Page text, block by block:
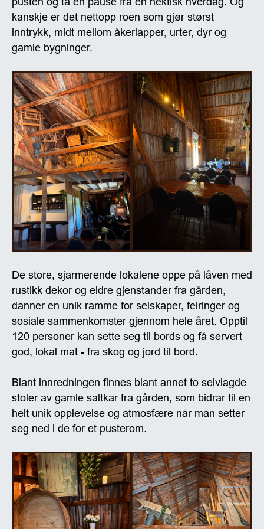
kanskje er det nettopp roen som gjør størst
inntrykk, midt mellom åkerlapper, urter, dyr og
gamle bygninger.
De store, sjarmerende lokalene oppe på låven med
rustikk dekor og eldre gjenstander fra gården,
danner en unik ramme for selskaper, feiringer og
sosiale sammenkomster gjennom hele året. Opptil
120 personer kan sette seg til bords og få servert
god, lokal mat - fra skog og jord til bord.
Blant innredningen finnes blant annet to selvlagde
stoler av gamle saltkar fra gården, som bidrar til en
helt unik opplevelse og atmosfære når man setter
seg ned i de for et pusterom.